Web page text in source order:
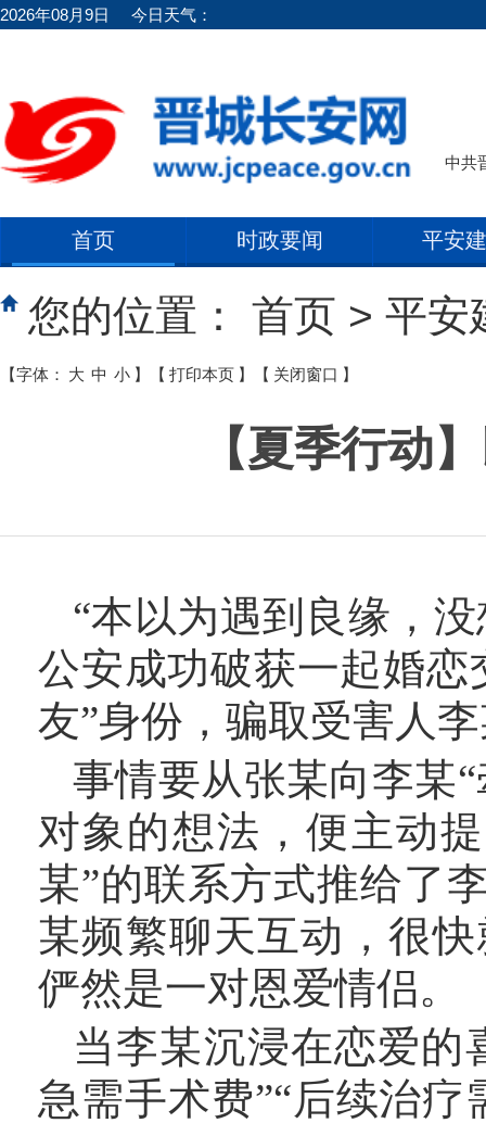
2026年08月9日 今日天气：
中共
首页 时政要闻 平安
您的位置： 首页 > 平安
【字体： 大 中 小 】 【 打印本页 】 【 关闭窗口 】
【夏季行动
“本以为遇到良缘，
公安成功破获一起婚
友”身份，骗取受害人
事情要从张某向李某
对象的想法，便主动
某”的联系方式推给了
某频繁聊天互动，很
俨然是一对恩爱情侣。
当李某沉浸在恋爱的
急需手术费”“后续治